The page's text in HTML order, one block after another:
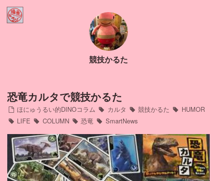
Home
ほにゅうるい的DINOコラム
Profile
インスタ
アメブロ
ミリブロ
競技かるた
恐竜カルタで競技かるた
ほにゅうるい的DINOコラム カルタ 競技かるた
HUMOR
LIFE
COLUMN 恐竜 SmartNews